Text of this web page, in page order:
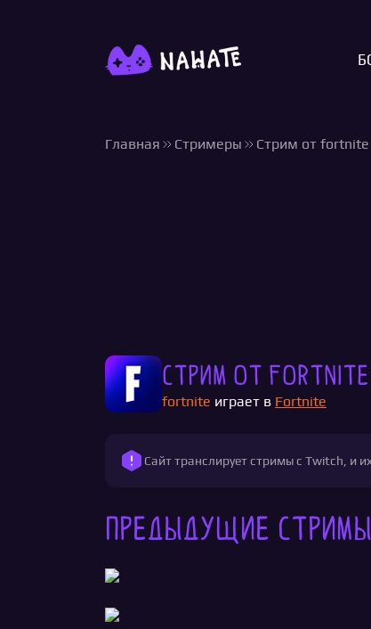
Главная Стримеры Стрим от fortnite
Стрим от fortnite
fortnite играет в Fortnite
Сайт транслирует стримы с Twitch, и
Предыдущие стримы